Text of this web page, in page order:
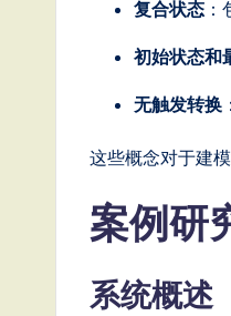
A
复合状态
初始状态和
无触发转换
这些概念对于建
案例研
系统概述